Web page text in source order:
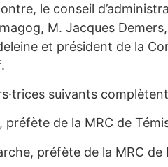
le conseil
M. Jacques
et président de la
suivants
préfète de la MRC de
préfète de la MRC